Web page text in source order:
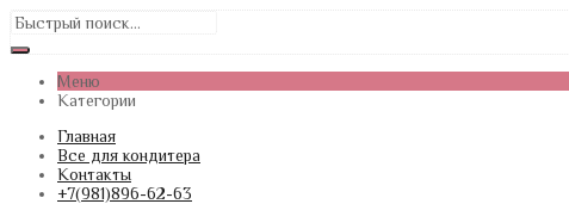
Меню
Категории
Главная
Все для кондитера
Контакты
+7(981)896-62-63